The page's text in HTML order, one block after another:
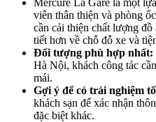
viên thân thiện và phòng
cần cải thiện chất lượng
tiết hơn về chỗ đỗ xe và
Đối tượng phù hợp nhất:
Hà Nội, khách công tác
mái.
Gợi ý để có trải nghiệm
khách sạn để xác nhận
đặc biệt khác.